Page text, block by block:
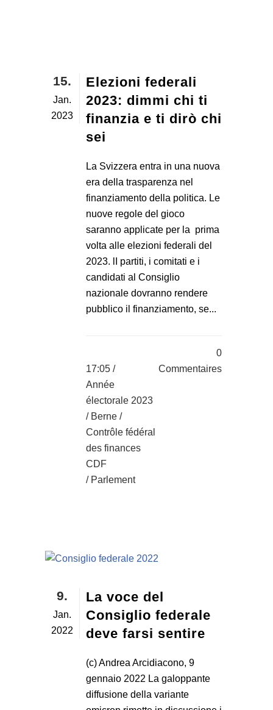
15.
Jan.
2023
Elezioni federali
2023: dimmi chi ti
finanzia e ti dirò chi
sei
La Svizzera entra in una nuova
era della trasparenza nel
finanziamento della politica. Le
nuove regole del gioco
saranno applicate per la prima
volta alle elezioni federali del
2023. lI partiti, i comitati e i
candidati al Consiglio
nazionale dovranno rendere
pubblico il finanziamento, se...
17:05 /
Année
électorale 2023
/ Berne /
Contrôle fédéral
des finances
CDF
/ Parlement
0
Commentaires
9.
Jan.
2022
La voce del
Consiglio federale
deve farsi sentire
(c) Andrea Arcidiacono, 9
gennaio 2022 La galoppante
diffusione della variante